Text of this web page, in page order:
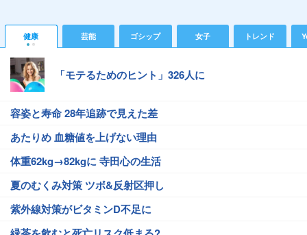
健康 芸能 ゴシップ 女子 トレンド
「モテるためのヒント」326人に
容姿と寿命 28年追跡で見えた差
あたりめ 血糖値を上げない理由
体重62kg→82kgに 寺田心の生活
夏のむくみ対策 ツボ&反射区押し
紫外線対策がビタミンD不足に